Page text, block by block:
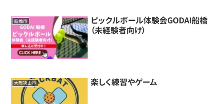
ンドの低いピックルボールを短いパドルで...
船橋市
ピックルボール体験会GODAI船橋
（未経験者向け）
大阪狭山市 楽しく練習やゲーム